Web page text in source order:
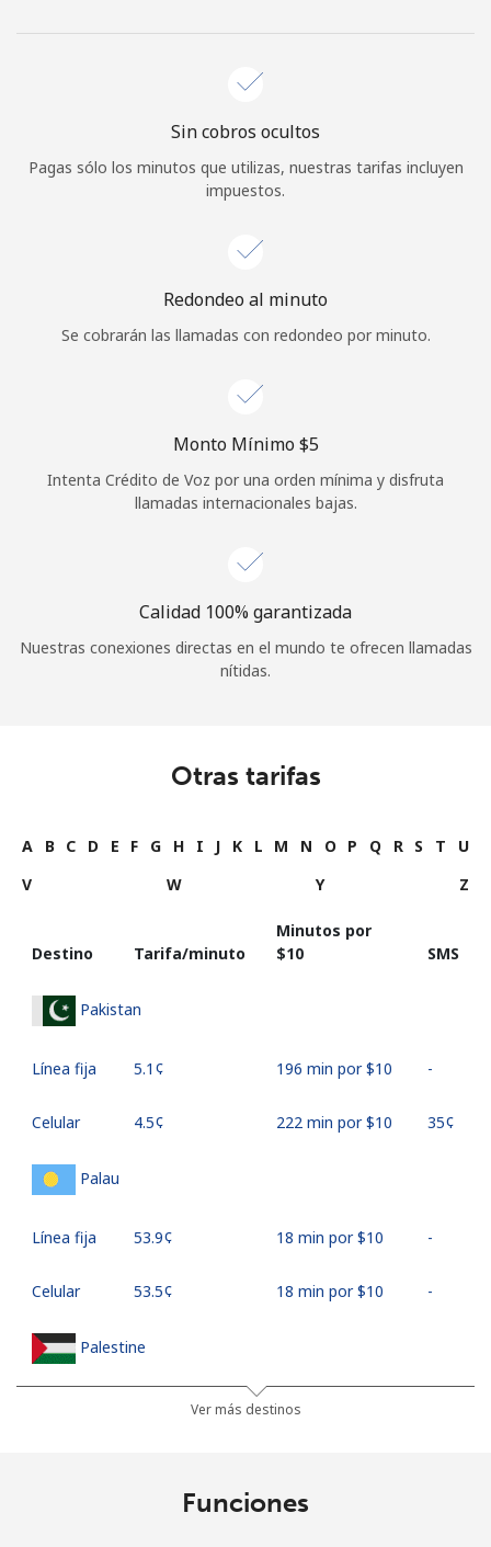
Sin cobros ocultos
Pagas sólo los minutos que utilizas, nuestras tarifas incluyen
impuestos.
Redondeo al minuto
Se cobrarán las llamadas con redondeo por minuto.
Monto Mínimo ⁦$5⁩
Intenta Crédito de Voz por una orden mínima y disfruta
llamadas internacionales bajas.
Calidad 100% garantizada
Nuestras conexiones directas en el mundo te ofrecen llamadas
nítidas.
Otras tarifas
A B C D E F G H I J K L M N O P Q R S T
U
V
W Y Z
Destino Tarifa/minuto
Minutos por
⁦$10⁩
SMS
Pakistan
Línea fija ⁦5.1¢⁩ 196 min por ⁦$10⁩ -
Celular ⁦4.5¢⁩ 222 min por ⁦$10⁩ ⁦35¢⁩
Palau
Línea fija ⁦53.9¢⁩ 18 min por ⁦$10⁩ -
Celular ⁦53.5¢⁩ 18 min por ⁦$10⁩ -
Palestine
50 min por ⁦$10⁩
Ver más destinos
Funciones